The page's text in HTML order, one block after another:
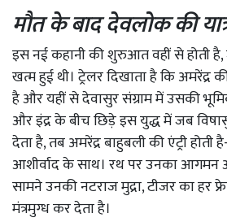
मौत के बाद देवलोक की
इस नई कहानी की शुरुआत वहीं से होती है,
खत्म हुई थी। ट्रेलर दिखाता है कि
है और यहीं से देवासुर संग्राम में उसकी
और इंद्र के बीच छिड़े इस युद्ध में जब
देता है, तब अमरेंद्र बाहुबली की एंट्री
आशीर्वाद के साथ। रथ पर उनका
सामने उनकी नटराज मुद्रा, टीजर का हर
मंत्रमुग्ध कर देता है।